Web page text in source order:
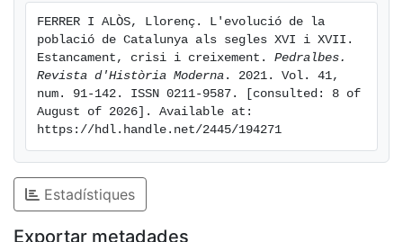
recovery towards its end. We develop an explanation
for the high mortality rate, and especially the
catastrophic and moderate fertility. Data on 16th-
century population growth are also provided.
FERRER I ALÒS, Llorenç. L'evolució de la
població de Catalunya als segles XVI i XVII.
Estancament, crisi i creixement. Pedralbes.
Revista d'Història Moderna . 2021. Vol. 41,
num. 91-142. ISSN 0211-9587. [consulted: 8 of
August of 2026]. Available at:
https://hdl.handle.net/2445/194271
Estadístiques
Exportar metadades